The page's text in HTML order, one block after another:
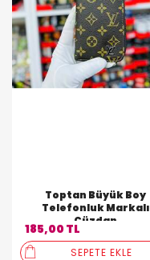
Toptan Büyük Boy
Telefonluk Markalı
Cüzdan
185,00 TL
SEPETE EKLE